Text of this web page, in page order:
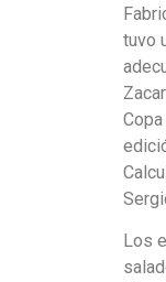
tuvo
Los